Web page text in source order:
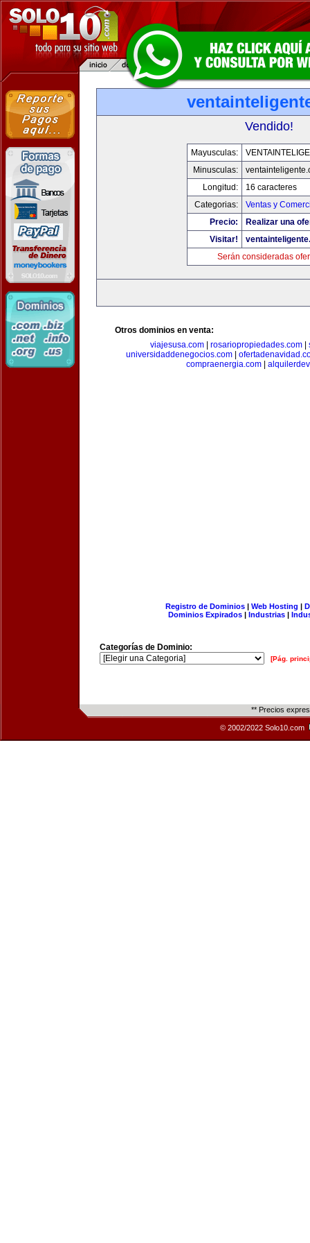
Vendido!
Mayusculas:
Minusculas:
Longitud:
16 caracteres
Categorias:
Ventas y
Precio:
Realizar una
Visitar!
Serán consideradas
Otros dominios en venta:
viajesusa.com| rosariopropiedades.com|
universidaddenegocios.com
compraenergia.com|
Registro de Dominios| Web Hosting |
Dominios Expirados | Industrias |
Categorías de Dominio:
[Pág.
** Precios
© 2002/2022 Solo10.com